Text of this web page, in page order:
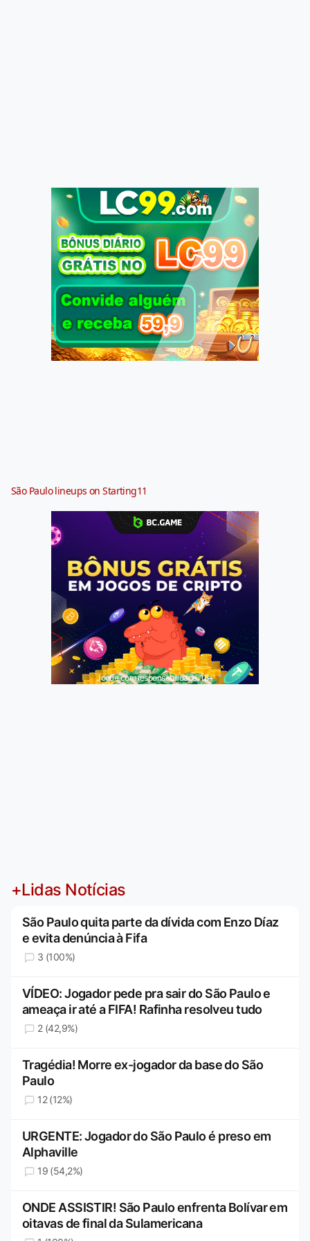
São Paulo lineups on Starting11
Jogue com responsabilidade. 18+
+Lidas Notícias
São Paulo quita parte da dívida com Enzo Díaz
e evita denúncia à Fifa
3 (100%)
VÍDEO: Jogador pede pra sair do São Paulo e
ameaça ir até a FIFA! Rafinha resolveu tudo
2 (42,9%)
Tragédia! Morre ex-jogador da base do São
Paulo
12 (12%)
URGENTE: Jogador do São Paulo é preso em
Alphaville
19 (54,2%)
ONDE ASSISTIR! São Paulo enfrenta Bolívar em
oitavas de final da Sulamericana